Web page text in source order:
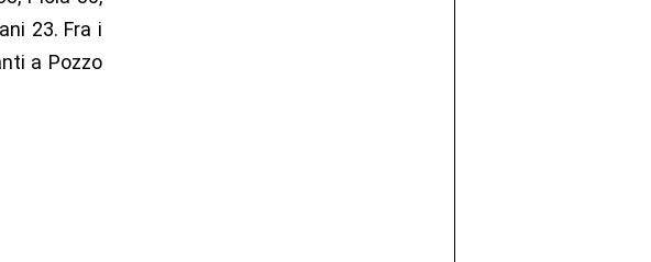
23. Fra i
a Pozzo